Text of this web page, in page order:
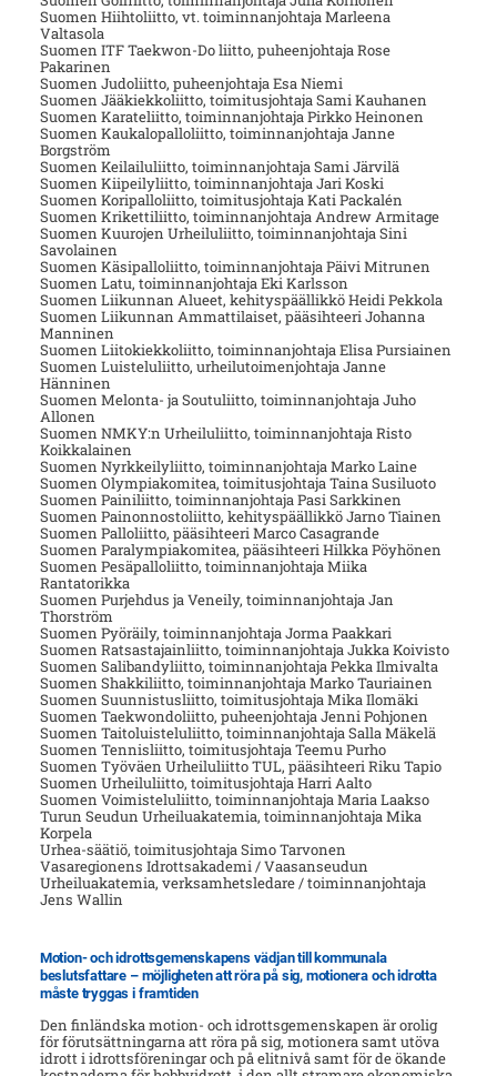
Suomen Hiihtoliitto, vt. toiminnanjohtaja Marleena
Valtasola
Suomen ITF Taekwon-Do liitto, puheenjohtaja Rose
Pakarinen
Suomen Judoliitto, puheenjohtaja Esa Niemi
Suomen Jääkiekkoliitto, toimitusjohtaja Sami Kauhanen
Suomen Karateliitto, toiminnanjohtaja Pirkko Heinonen
Suomen Kaukalopalloliitto, toiminnanjohtaja Janne
Borgström
Suomen Keilailuliitto, toiminnanjohtaja Sami Järvilä
Suomen Kiipeilyliitto, toiminnanjohtaja Jari Koski
Suomen Koripalloliitto, toimitusjohtaja Kati Packalén
Suomen Krikettiliitto, toiminnanjohtaja Andrew Armitage
Suomen Kuurojen Urheiluliitto, toiminnanjohtaja Sini
Savolainen
Suomen Käsipalloliitto, toiminnanjohtaja Päivi Mitrunen
Suomen Latu, toiminnanjohtaja Eki Karlsson
Suomen Liikunnan Alueet, kehityspäällikkö Heidi Pekkola
Suomen Liikunnan Ammattilaiset, pääsihteeri Johanna
Manninen
Suomen Liitokiekkoliitto, toiminnanjohtaja Elisa Pursiainen
Suomen Luisteluliitto, urheilutoimenjohtaja Janne
Hänninen
Suomen Melonta- ja Soutuliitto, toiminnanjohtaja Juho
Allonen
Suomen NMKY:n Urheiluliitto, toiminnanjohtaja Risto
Koikkalainen
Suomen Nyrkkeilyliitto, toiminnanjohtaja Marko Laine
Suomen Olympiakomitea, toimitusjohtaja Taina Susiluoto
Suomen Painiliitto, toiminnanjohtaja Pasi Sarkkinen
Suomen Painonnostoliitto, kehityspäällikkö Jarno Tiainen
Suomen Palloliitto, pääsihteeri Marco Casagrande
Suomen Paralympiakomitea, pääsihteeri Hilkka Pöyhönen
Suomen Pesäpalloliitto, toiminnanjohtaja Miika
Rantatorikka
Suomen Purjehdus ja Veneily, toiminnanjohtaja Jan
Thorström
Suomen Pyöräily, toiminnanjohtaja Jorma Paakkari
Suomen Ratsastajainliitto, toiminnanjohtaja Jukka Koivisto
Suomen Salibandyliitto, toiminnanjohtaja Pekka Ilmivalta
Suomen Shakkiliitto, toiminnanjohtaja Marko Tauriainen
Suomen Suunnistusliitto, toimitusjohtaja Mika Ilomäki
Suomen Taekwondoliitto, puheenjohtaja Jenni Pohjonen
Suomen Taitoluisteluliitto, toiminnanjohtaja Salla Mäkelä
Suomen Tennisliitto, toimitusjohtaja Teemu Purho
Suomen Työväen Urheiluliitto TUL, pääsihteeri Riku Tapio
Suomen Urheiluliitto, toimitusjohtaja Harri Aalto
Suomen Voimisteluliitto, toiminnanjohtaja Maria Laakso
Turun Seudun Urheiluakatemia, toiminnanjohtaja Mika
Korpela
Urhea-säätiö, toimitusjohtaja Simo Tarvonen
Vasaregionens Idrottsakademi / Vaasanseudun
Urheiluakatemia, verksamhetsledare / toiminnanjohtaja
Jens Wallin
Motion- och idrottsgemenskapens vädjan till kommunala
beslutsfattare – möjligheten att röra på sig, motionera och idrotta
måste tryggas i framtiden
Den finländska motion- och idrottsgemenskapen är orolig
för förutsättningarna att röra på sig, motionera samt utöva
idrott i idrottsföreningar och på elitnivå samt för de ökande